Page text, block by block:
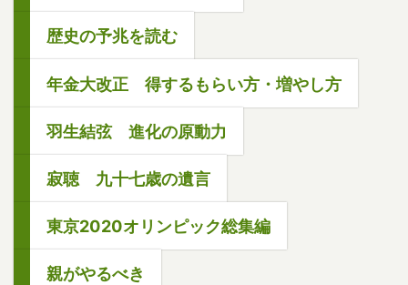
歴史の予兆を読む
年金大改正 得するもらい方・増やし方
羽生結弦 進化の原動力
寂聴 九十七歳の遺言
東京2020オリンピック総集編
親がやるべき